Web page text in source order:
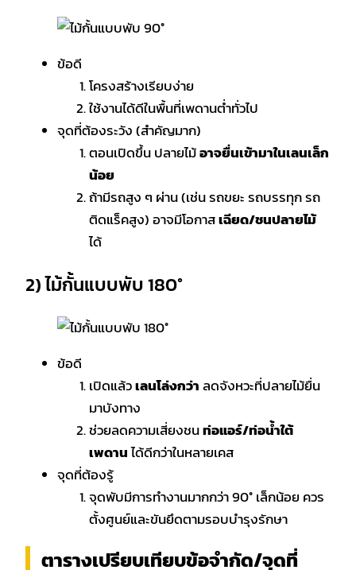
ข้อดี
โครงสร้างเรียบง่าย
ใช้งานได้ดีในพื้นที่เพดานต่ำทั่วไป
จุดที่ต้องระวัง (สำคัญมาก)
ตอนเปิดขึ้น ปลายไม้อาจยื่นเข้ามาในเลนเล็ก
น้อย
ถ้ามีรถสูง ๆ ผ่าน (เช่น รถขยะ รถบรรทุก รถ
ติดแร็คสูง) อาจมีโอกาสเฉียด/ชนปลายไม้
ได้
2) ไม้กั้นแบบพับ 180°
ข้อดี
เปิดแล้วเลนโล่งกว่าลดจังหวะที่ปลายไม้ยื่น
มาบังทาง
ช่วยลดความเสี่ยงชนท่อแอร์/ท่อน้ำใต้
เพดานได้ดีกว่าในหลายเคส
จุดที่ต้องรู้
จุดพับมีการทำงานมากกว่า 90° เล็กน้อย ควร
ตั้งศูนย์และขันยึดตามรอบบำรุงรักษา
ตารางเปรียบเทียบข้อจำกัด/จุดที่